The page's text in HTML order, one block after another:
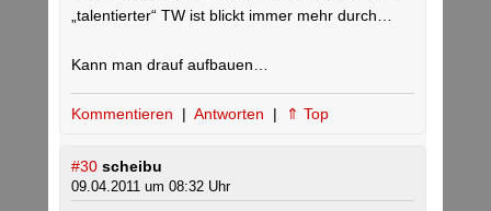
„talentierter“ TW ist blickt immer mehr durch…
Kann man drauf aufbauen…
Kommentieren | Antworten | ⇑ Top
#30 scheibu
09.04.2011 um 08:32 Uhr